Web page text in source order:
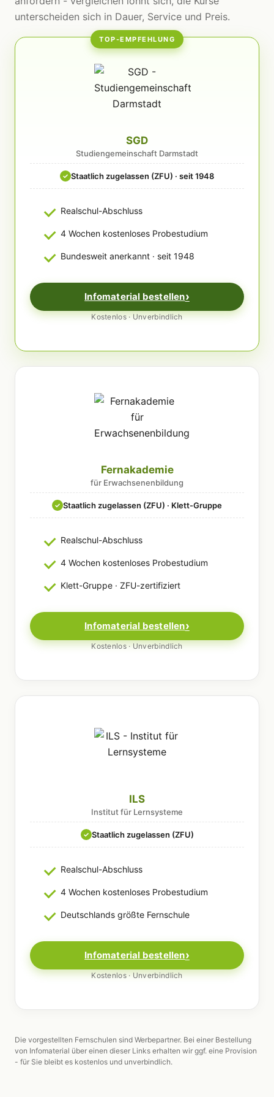
unterscheiden sich in Dauer, Service und Preis.
TOP-EMPFEHLUNG
SGD
Studiengemeinschaft Darmstadt
✓ Staatlich zugelassen (ZFU) · seit 1948
Realschul-Abschluss
4 Wochen kostenloses Probestudium
Bundesweit anerkannt · seit 1948
Infomaterial bestellen
Kostenlos · Unverbindlich
Fernakademie
für Erwachsenenbildung
✓ Staatlich zugelassen (ZFU) · Klett-Gruppe
Realschul-Abschluss
4 Wochen kostenloses Probestudium
Klett-Gruppe · ZFU-zertifiziert
Infomaterial bestellen
Kostenlos · Unverbindlich
ILS
Institut für Lernsysteme
✓ Staatlich zugelassen (ZFU)
Realschul-Abschluss
4 Wochen kostenloses Probestudium
Deutschlands größte Fernschule
Infomaterial bestellen
Kostenlos · Unverbindlich
Die vorgestellten Fernschulen sind Werbepartner. Bei einer Bestellung
von Infomaterial über einen dieser Links erhalten wir ggf. eine Provision
- für Sie bleibt es kostenlos und unverbindlich.